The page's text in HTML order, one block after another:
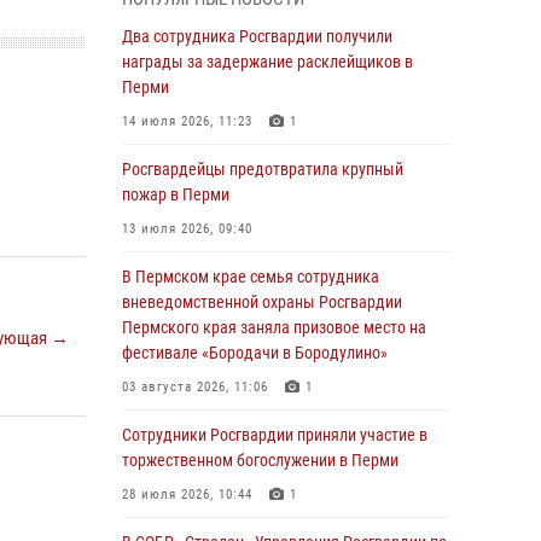
→
В Пермском крае семья сотрудника
вневедомственной охраны Росгвардии
Пермского края заняла призовое место на
фестивале «Бородачи в Бородулино»
В Пермском крае росгвардейцы провели
Росгвардеец спас тонущую женщину в
Пермском крае
30 июля 2026, 05:19
торжественном богослужении в Перми
28 июля 2026, 10:44 1
Два сотрудника Росгвардии получили
награды за задержание расклейщиков в
Перми
14 июля 2026, 11:23 1
Росгвардейцы предотвратила крупный
пожар в Перми
13 июля 2026, 09:40
В Пермском крае семья сотрудника
вневедомственной охраны Росгвардии
Пермского края заняла призовое место на
фестивале «Бородачи в Бородулино»
03 августа 2026, 11:06 1
Сотрудники Росгвардии приняли участие в
торжественном богослужении в Перми
28 июля 2026, 10:44 1